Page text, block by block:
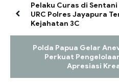
Pelaku Curas di
URC Polres Jayapura
Kejahatan 3C
Polda Papua Gelar
Perkuat
Apresiasi